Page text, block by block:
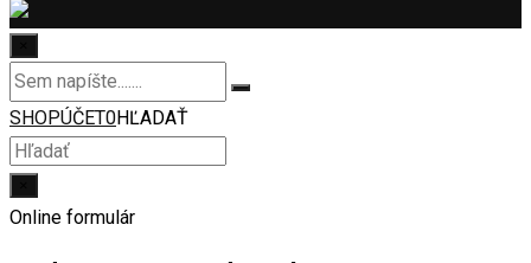
SHOPÚČET0HĽADAŤ
Online formulár